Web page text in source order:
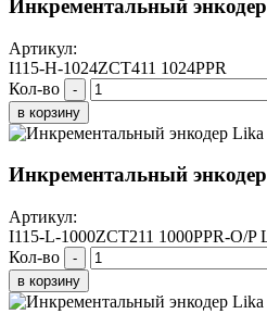
Инкрементальный
Артикул:
I115-H-1024ZCT411 1024PPR
Кол-во
-
в корзину
Инкрементальный
Артикул:
I115-L-1000ZCT211 1000PPR-O/
Кол-во
-
в корзину